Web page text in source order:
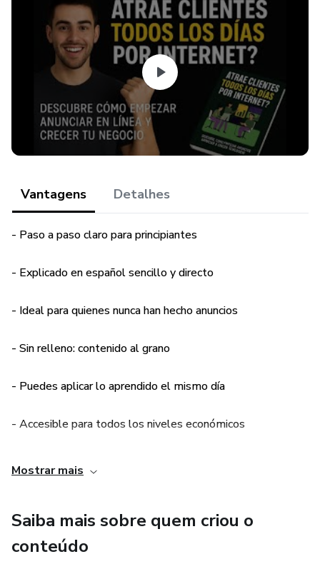
Vantagens Detalhes
- Paso a paso claro para principiantes
- Explicado en español sencillo y directo
- Ideal para quienes nunca han hecho anuncios
- Sin relleno: contenido al grano
- Puedes aplicar lo aprendido el mismo día
- Accesible para todos los niveles económicos
Mostrar mais
Saiba mais sobre quem criou o
conteúdo